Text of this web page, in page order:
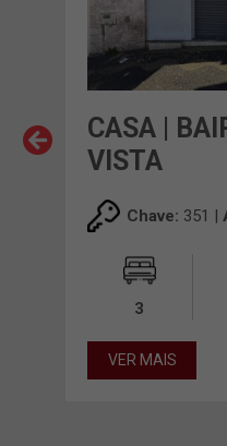
CASA |
VISTA
Chave: 351 |
3
VER MAIS